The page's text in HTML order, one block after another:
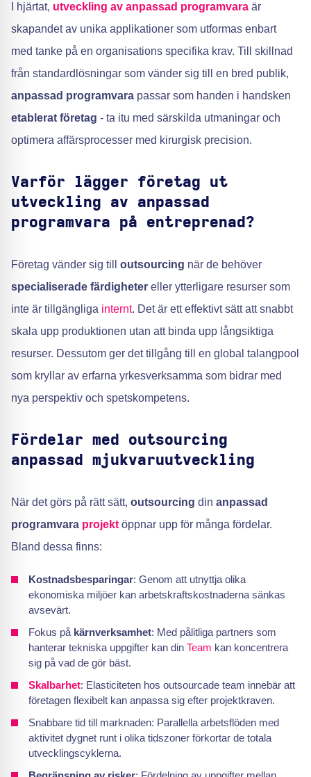
I hjärtat, utveckling av anpassad programvara är
skapandet av unika applikationer som utformas enbart
med tanke på en organisations specifika krav. Till skillnad
från standardlösningar som vänder sig till en bred publik,
anpassad programvara passar som handen i handsken
etablerat företag - ta itu med särskilda utmaningar och
optimera affärsprocesser med kirurgisk precision.
Varför lägger företag ut
utveckling av anpassad
programvara på entreprenad?
Företag vänder sig till outsourcing när de behöver
specialiserade färdigheter eller ytterligare resurser som
inte är tillgängliga internt. Det är ett effektivt sätt att snabbt
skala upp produktionen utan att binda upp långsiktiga
resurser. Dessutom ger det tillgång till en global talangpool
som kryllar av erfarna yrkesverksamma som bidrar med
nya perspektiv och spetskompetens.
Fördelar med outsourcing
anpassad mjukvaruutveckling
När det görs på rätt sätt, outsourcing din anpassad
programvara projekt öppnar upp för många fördelar.
Bland dessa finns:
Kostnadsbesparingar: Genom att utnyttja olika
ekonomiska miljöer kan arbetskraftskostnaderna sänkas
avsevärt.
Fokus på kärnverksamhet: Med pålitliga partners som
hanterar tekniska uppgifter kan din Team kan koncentrera
sig på vad de gör bäst.
Skalbarhet: Elasticiteten hos outsourcade team innebär att
företagen flexibelt kan anpassa sig efter projektkraven.
Snabbare tid till marknaden: Parallella arbetsflöden med
aktivitet dygnet runt i olika tidszoner förkortar de totala
utvecklingscyklerna.